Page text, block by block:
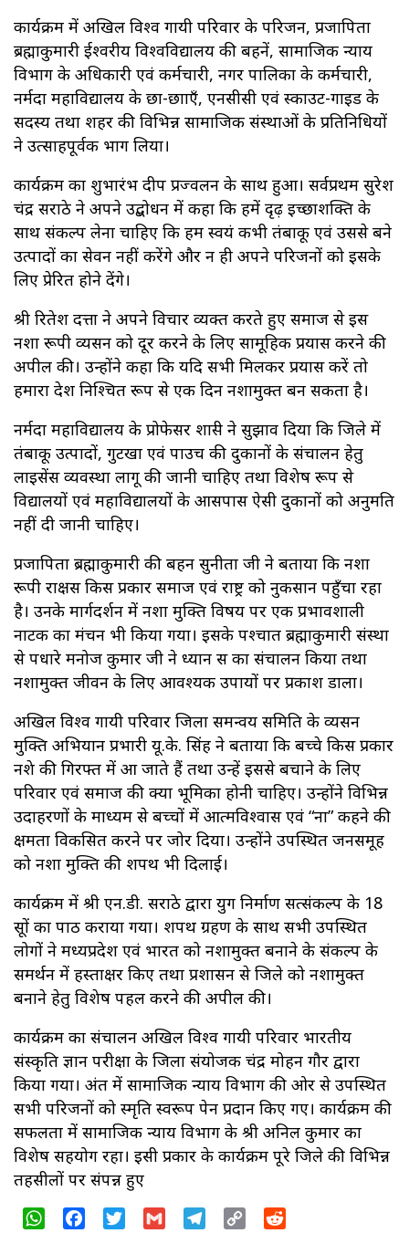
कार्यक्रम में अखिल विश्व गायत्री परिवार के परिजन, प्रजापिता
ब्रह्माकुमारी ईश्वरीय विश्वविद्यालय की बहनें, सामाजिक न्याय
विभाग के अधिकारी एवं कर्मचारी, नगर पालिका के कर्मचारी,
नर्मदा महाविद्यालय के छात्र-छात्राएँ, एनसीसी एवं स्काउट-गाइड के
सदस्य तथा शहर की विभिन्न सामाजिक संस्थाओं के प्रतिनिधियों
ने उत्साहपूर्वक भाग लिया।
कार्यक्रम का शुभारंभ दीप प्रज्वलन के साथ हुआ। सर्वप्रथम सुरेश
चंद्र सराठे ने अपने उद्बोधन में कहा कि हमें दृढ़ इच्छाशक्ति के
साथ संकल्प लेना चाहिए कि हम स्वयं कभी तंबाकू एवं उससे बने
उत्पादों का सेवन नहीं करेंगे और न ही अपने परिजनों को इसके
लिए प्रेरित होने देंगे।
श्री रितेश दत्ता ने अपने विचार व्यक्त करते हुए समाज से इस
नशा रूपी व्यसन को दूर करने के लिए सामूहिक प्रयास करने की
अपील की। उन्होंने कहा कि यदि सभी मिलकर प्रयास करें तो
हमारा देश निश्चित रूप से एक दिन नशामुक्त बन सकता है।
नर्मदा महाविद्यालय के प्रोफेसर शास्त्री ने सुझाव दिया कि जिले में
तंबाकू उत्पादों, गुटखा एवं पाउच की दुकानों के संचालन हेतु
लाइसेंस व्यवस्था लागू की जानी चाहिए तथा विशेष रूप से
विद्यालयों एवं महाविद्यालयों के आसपास ऐसी दुकानों को अनुमति
नहीं दी जानी चाहिए।
प्रजापिता ब्रह्माकुमारी की बहन सुनीता जी ने बताया कि नशा
रूपी राक्षस किस प्रकार समाज एवं राष्ट्र को नुकसान पहुँचा रहा
है। उनके मार्गदर्शन में नशा मुक्ति विषय पर एक प्रभावशाली
नाटक का मंचन भी किया गया। इसके पश्चात ब्रह्माकुमारी संस्था
से पधारे मनोज कुमार जी ने ध्यान सत्र का संचालन किया तथा
नशामुक्त जीवन के लिए आवश्यक उपायों पर प्रकाश डाला।
अखिल विश्व गायत्री परिवार जिला समन्वय समिति के व्यसन
मुक्ति अभियान प्रभारी यू.के. सिंह ने बताया कि बच्चे किस प्रकार
नशे की गिरफ्त में आ जाते हैं तथा उन्हें इससे बचाने के लिए
परिवार एवं समाज की क्या भूमिका होनी चाहिए। उन्होंने विभिन्न
उदाहरणों के माध्यम से बच्चों में आत्मविश्वास एवं “ना” कहने की
क्षमता विकसित करने पर जोर दिया। उन्होंने उपस्थित जनसमूह
को नशा मुक्ति की शपथ भी दिलाई।
कार्यक्रम में श्री एन.डी. सराठे द्वारा युग निर्माण सत्संकल्प के 18
सूत्रों का पाठ कराया गया। शपथ ग्रहण के साथ सभी उपस्थित
लोगों ने मध्यप्रदेश एवं भारत को नशामुक्त बनाने के संकल्प के
समर्थन में हस्ताक्षर किए तथा प्रशासन से जिले को नशामुक्त
बनाने हेतु विशेष पहल करने की अपील की।
कार्यक्रम का संचालन अखिल विश्व गायत्री परिवार भारतीय
संस्कृति ज्ञान परीक्षा के जिला संयोजक चंद्र मोहन गौर द्वारा
किया गया। अंत में सामाजिक न्याय विभाग की ओर से उपस्थित
सभी परिजनों को स्मृति स्वरूप पेन प्रदान किए गए। कार्यक्रम की
सफलता में सामाजिक न्याय विभाग के श्री अनिल कुमार का
विशेष सहयोग रहा। इसी प्रकार के कार्यक्रम पूरे जिले की विभिन्न
तहसीलों पर संपन्न हुए
WhatsAppFacebookTwitter Gmail Telegram
Copy